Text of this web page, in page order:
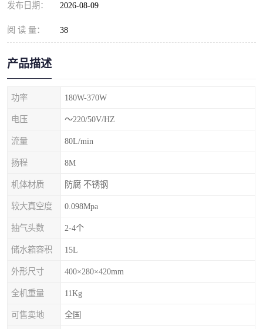
发布日期： 2026-08-09
阅 读 量： 38
产品描述
功率 180W-370W
电压 ～220/50V/HZ
流量 80L/min
扬程 8M
机体材质 防腐 不锈钢
较大真空度 0.098Mpa
抽气头数 2-4个
储水箱容积 15L
外形尺寸 400×280×420mm
全机重量 11Kg
可售卖地 全国